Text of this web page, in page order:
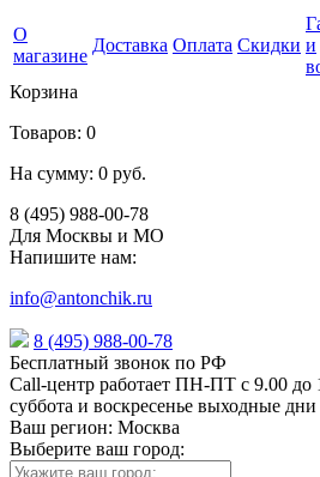
О
магазине
Доставка Оплата Скидки и
Корзина
Товаров: 0
На сумму: 0 руб.
8 (495) 988-00-78
Для Москвы и МО
Напишите нам:
info@antonchik.ru
8 (495) 988-00-78
Бесплатный звонок по РФ
Call-центр работает ПН-ПТ с 9.00 до
суббота и воскресенье выходные дни
Ваш регион: Москва
Выберите ваш город: